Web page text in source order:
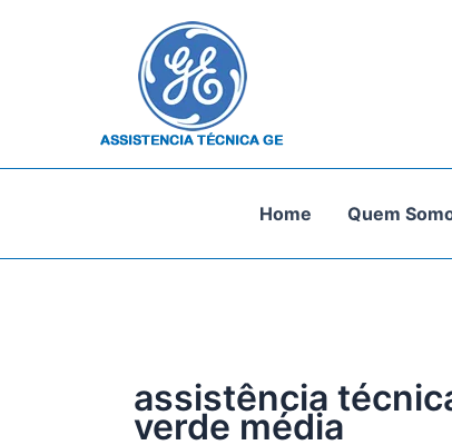
Home Quem
assistência
verde média